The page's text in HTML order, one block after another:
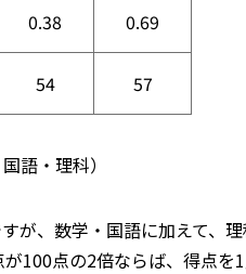
0.38 0.69
54 57
語・理科）
が、数学・国語に加えて、
100点の2倍ならば、得点を